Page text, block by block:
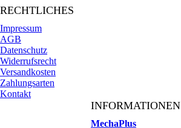
RECHTLICHES
Impressum
AGB
Datenschutz
Widerrufsrecht
Versandkosten
Zahlungsarten
Kontakt
INFORMATIONEN
MechaPlus